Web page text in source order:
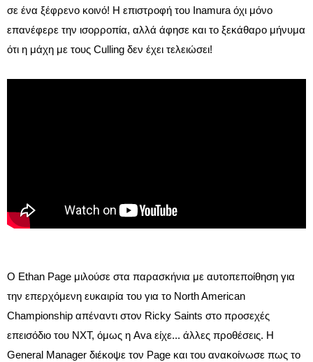
σε ένα ξέφρενο κοινό! Η επιστροφή του Inamura όχι μόνο
επανέφερε την ισορροπία, αλλά άφησε και το ξεκάθαρο μήνυμα
ότι η μάχη με τους Culling δεν έχει τελειώσει!
Ο Ethan Page μιλούσε στα παρασκήνια με αυτοπεποίθηση για
την επερχόμενη ευκαιρία του για το North American
Championship απέναντι στον Ricky Saints στο προσεχές
επεισόδιο του NXT, όμως η Ava είχε... άλλες προθέσεις. Η
General Manager διέκοψε τον Page και του ανακοίνωσε πως το